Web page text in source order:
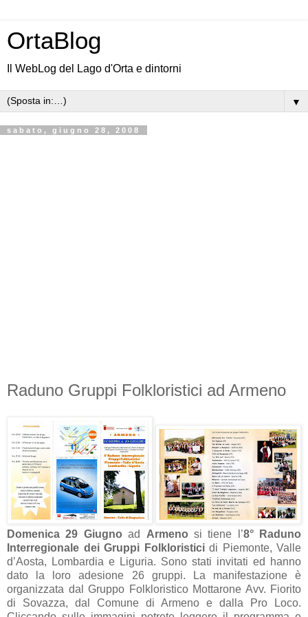
OrtaBlog
Il WebLog del Lago d'Orta e dintorni
▼
sabato, giugno 28, 2008
Raduno Gruppi Folkloristici ad Armeno
Domenica 29 Giugno ad Armeno si tiene l’8° Raduno
Interregionale dei Gruppi Folkloristicidi Piemonte, Valle
d’Aosta, Lombardia e Liguria. Sono stati invitati ed hanno
dato la loro adesione 26 gruppi. La manifestazione è
organizzata dal Gruppo Folkloristico Mottarone Avv. Fiorito
di Sovazza, dal Comune di Armeno e dalla Pro Loco.